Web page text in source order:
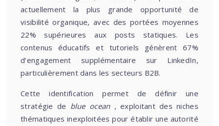
actuellement la plus grande opportunité de
visibilité organique, avec des portées moyennes
22% supérieures aux posts statiques. Les
contenus éducatifs et tutoriels génèrent 67%
d’engagement supplémentaire sur LinkedIn,
particulièrement dans les secteurs B2B.
Cette identification permet de définir une
stratégie de blue ocean , exploitant des niches
thématiques inexploitées pour établir une autorité